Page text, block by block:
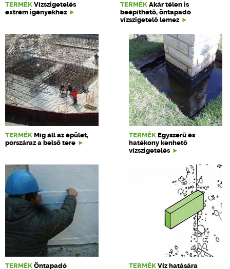
TERMÉK Vízszigetelés
extrém igényekhez
TERMÉK Akár télen is
beépíthető, öntapadó
vízszigetelő lemez
TERMÉK Míg áll az épület,
porszáraz a belső tere
TERMÉK Egyszerű és
hatékony kenhető
vízszigetelés
TERMÉK Öntapadó TERMÉK Víz hatására